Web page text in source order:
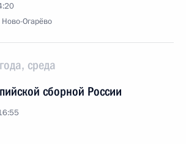
Ново-Огарёво
среда
сборной России